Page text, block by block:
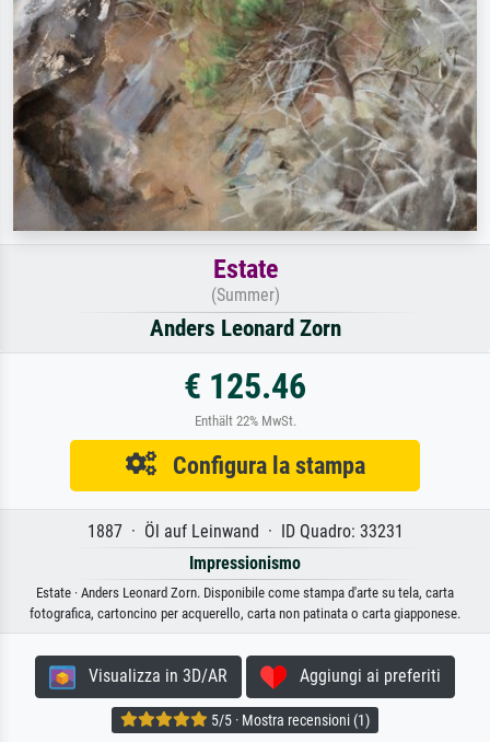
Estate
(Summer)
Anders Leonard Zorn
€ 125.46
Enthält 22% MwSt.
Configura la stampa
1887 · Öl auf Leinwand · ID Quadro: 33231
Impressionismo
Estate · Anders Leonard Zorn. Disponibile come stampa d'arte su tela, carta
fotografica, cartoncino per acquerello, carta non patinata o carta giapponese.
Visualizza in 3D/AR Aggiungi ai preferiti
5/5 · Mostra recensioni (1)